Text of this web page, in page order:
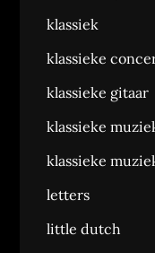
klassiek
klassieke
klassieke gitaar
klassieke
klassieke
letters
little dutch